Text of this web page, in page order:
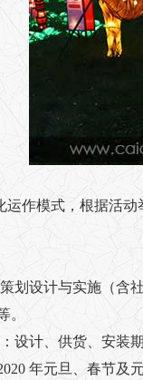
运作模式，根据活
策划设计与实施（
。
设计、供货、安装
年元旦、春节及